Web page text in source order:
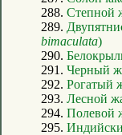
288. Степной
289.
bimaculata)
290.
291. Черный
292. Рогатый
293. Лесной
294. Полевой
295.